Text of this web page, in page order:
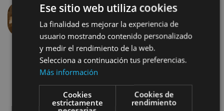
Anterior
Ese sitio web utiliza cookies
La finalidad es mejorar la experiencia de
usuario mostrando contenido personalizado
y medir el rendimiento de la web.
Selecciona a continuación tus preferencias.
Más información
Cookies
estrictamente
Cookies de
rendimiento